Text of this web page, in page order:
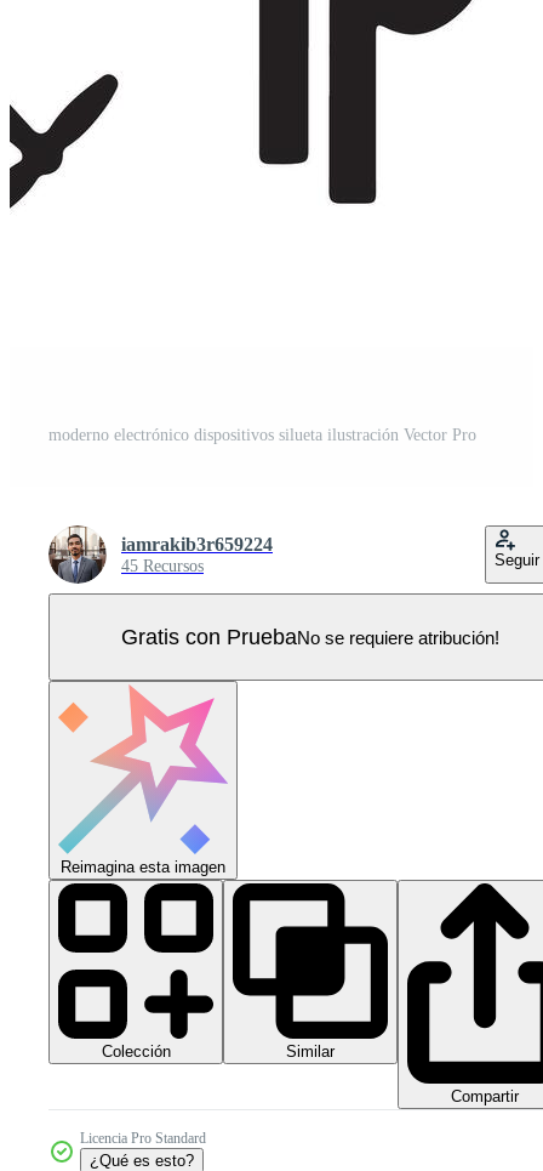
moderno electrónico dispositivos silueta ilustración Vector Pro
iamrakib3r659224
45 Recursos Seguir
Gratis con PruebaNo se requiere atribución!
Reimagina esta imagen
Colección Similar
Compartir
Licencia Pro Standard
¿Qué es esto?